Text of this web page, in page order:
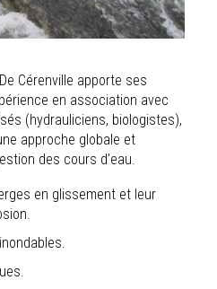
Cérenville apporte ses
en association avec
(hydrauliciens, biologistes),
approche globale et
des cours d’eau.
en glissement et leur